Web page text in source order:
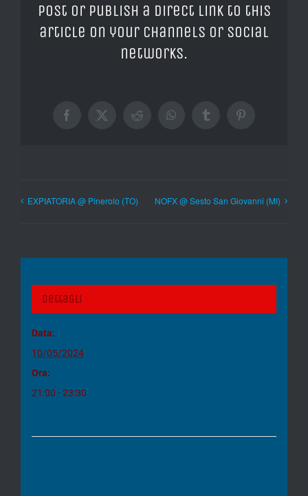
post or publish a direct link to this
article on your channels or social
networks.
Facebook
X RedditWhatsAppTumblrPinterest
EXPIATORIA @ Pinerolo (TO) NOFX @ Sesto San Giovanni (MI)
Dettagli
Data:
10/05/2024
Ora:
21:00 - 23:30